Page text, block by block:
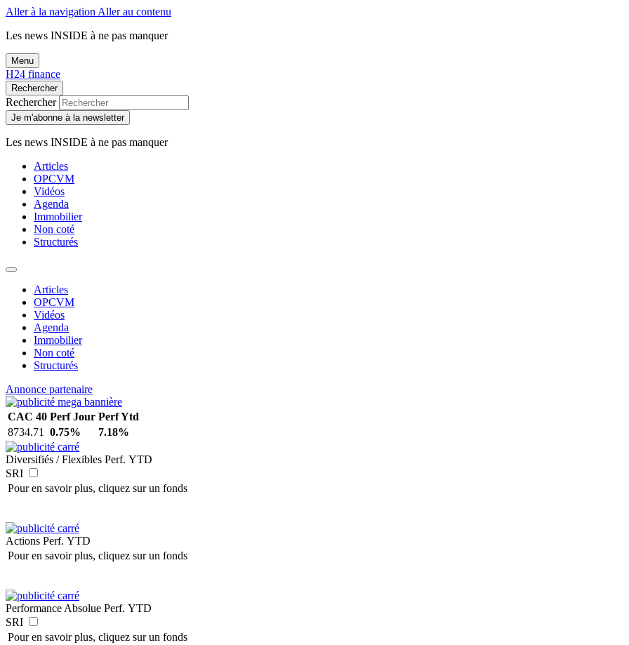
Aller à la navigation Aller au contenu
Les news INSIDE à ne pas manquer
Menu
H24 finance
Rechercher
Rechercher
Je m'abonne à la newsletter
Les news INSIDE à ne pas manquer
Articles
OPCVM
Vidéos
Agenda
Immobilier
Non coté
Structurés
Articles
OPCVM
Vidéos
Agenda
Immobilier
Non coté
Structurés
Annonce partenaire
CAC 40 Perf Jour Perf Ytd
8734.71
0.75% 7.18%
Diversifiés / Flexibles Perf. YTD
SRI
Pour en savoir plus, cliquez sur un fonds
Actions Perf. YTD
Pour en savoir plus, cliquez sur un fonds
Performance Absolue Perf. YTD
SRI
Pour en savoir plus, cliquez sur un fonds